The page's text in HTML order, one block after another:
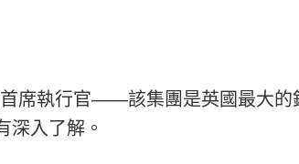
首席執行官——該集團是英國最大
深入了解。